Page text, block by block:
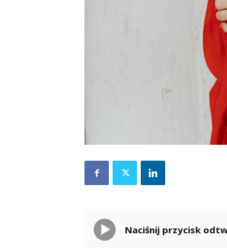
Naciśnij przycisk